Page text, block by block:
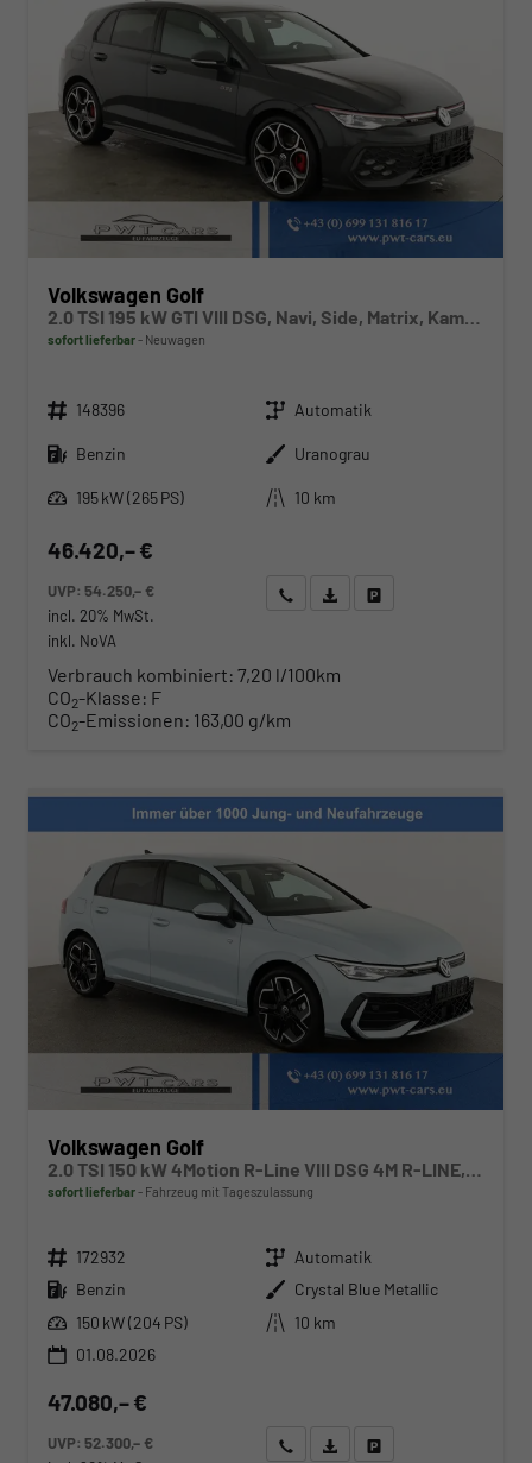
Volkswagen Golf
2.0 TSI 195 kW GTI VIII DSG, Navi, Side, Matrix, Kamera, Winter, 19-Zoll
sofort lieferbar Neuwagen
Fahrzeugnr. 148396 Getriebe Automatik
Kraftstoff Benzin Außenfarbe Uranograu
Leistung
195 kW (265 PS) Kilometerstand 10 km
46.420,– €
UVP: 54.250,– €
incl. 20% MwSt.
inkl. NoVA
Wir rufen Sie anAngebot drucken (PDF)
Verbrauch kombiniert: 7,20 l/100km
CO2-Klasse: F
CO2-Emissionen: 163,00 g/km
Volkswagen Golf
2.0 TSI 150 kW 4Motion R-Line VIII DSG 4M R-LINE, AHK, LED-Plus, 18-Zoll, Side, Kamera, Winter, 3 J.-Garantie
sofort lieferbar Fahrzeug mit Tageszulassung
Fahrzeugnr. 172932 Getriebe Automatik
Kraftstoff Benzin Außenfarbe Crystal Blue Metallic
Leistung 150 kW (204 PS) Kilometerstand
10 km
01.08.2026
47.080,– €
UVP: 52.300,– €
Wir rufen Sie anAngebot drucken (PDF)